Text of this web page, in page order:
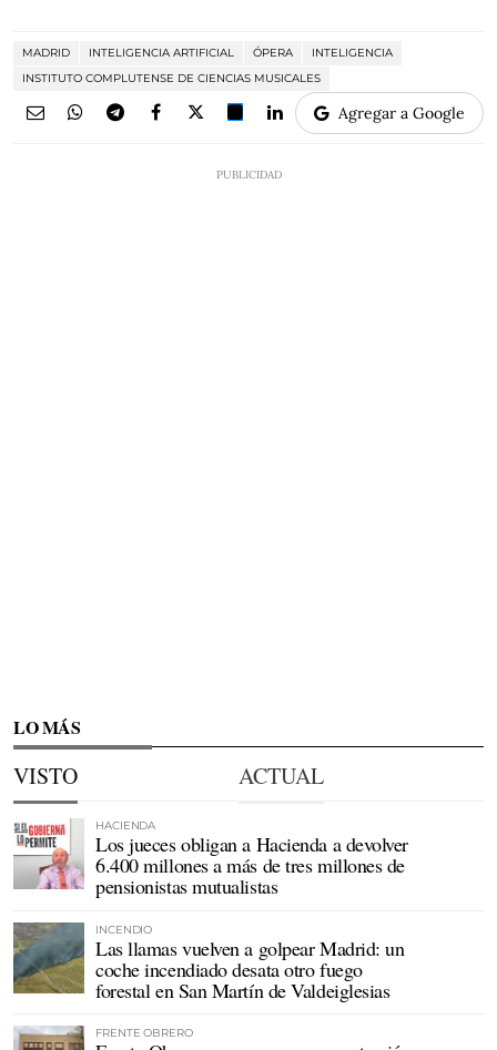
MADRID INTELIGENCIA ARTIFICIAL ÓPERA
INTELIGENCIA
INSTITUTO COMPLUTENSE DE CIENCIAS MUSICALES
Agregar a Google
LO MÁS
VISTO ACTUAL
HACIENDA
Los jueces obligan a Hacienda a devolver
6.400 millones a más de tres millones de
pensionistas mutualistas
INCENDIO
Las llamas vuelven a golpear Madrid: un
coche incendiado desata otro fuego
forestal en San Martín de Valdeiglesias
FRENTE OBRERO